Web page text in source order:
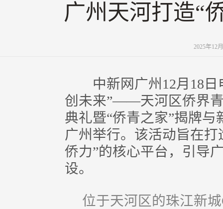
广州天河打造“
2025年12
中新网广州12月18日
创未来”——天河区侨界青
典礼暨“侨青之家”揭牌
广州举行。该活动旨在
侨力”的核心平台，引导
设。
位于天河区的珠江新